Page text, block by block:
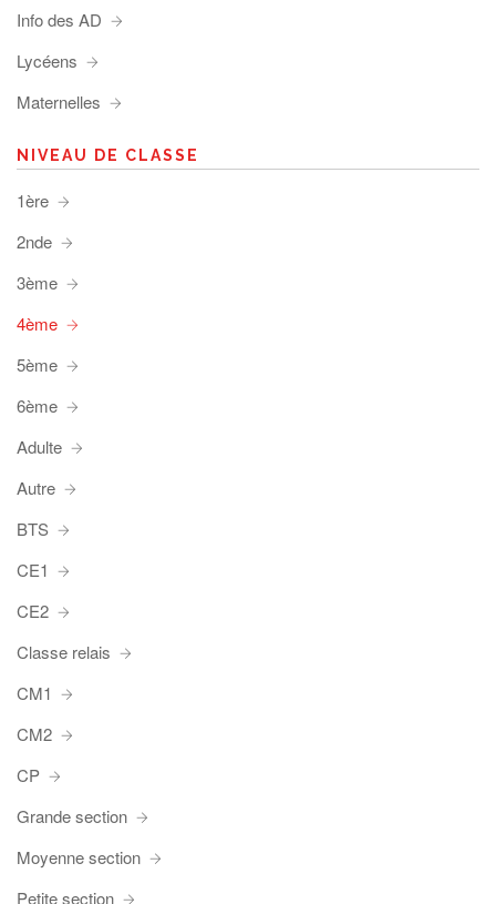
Info des AD
Lycéens
Maternelles
NIVEAU DE CLASSE
1ère
2nde
3ème
4ème
5ème
6ème
Adulte
Autre
BTS
CE1
CE2
Classe relais
CM1
CM2
CP
Grande section
Moyenne section
Petite section